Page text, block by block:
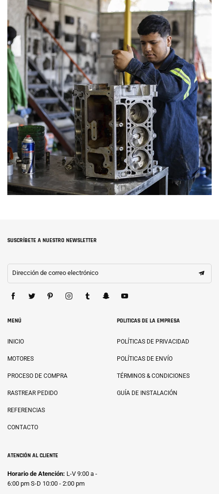
SUSCRÍBETE A NUESTRO NEWSLETTER
Dirección de correo electrónico
MENÚ
INICIO
MOTORES
PROCESO DE COMPRA
RASTREAR PEDIDO
REFERENCIAS
CONTACTO
POLITICAS DE LA EMPRESA
POLÍTICAS DE PRIVACIDAD
POLÍTICAS DE ENVÍO
TÉRMINOS & CONDICIONES
GUÍA DE INSTALACIÓN
ATENCIÓN AL CLIENTE
Horario de Atención: L-V 9:00 a -
6:00 pm S-D 10:00 - 2:00 pm